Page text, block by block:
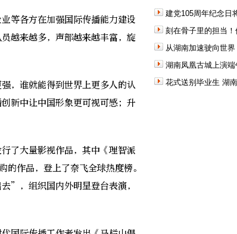
等各方在加强国际传播能力建设
越来越多，声部越来越丰富，旋
谁就能得到世界上更多人的认
新中让中国形象更可视可感；升
了大量影视作品，其中《理智派
作品，登上了奈飞全球热度榜。
”，组织国内外明星登台表演，
建党105周年纪念日
刻在骨子里的担当
从湖南加速驶向世
湖南凤凰古城上演
花式送别毕业生 湖